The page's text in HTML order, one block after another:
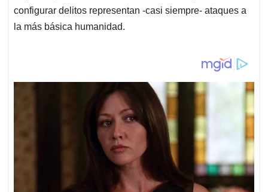
configurar delitos representan -casi siempre- ataques a
la más básica humanidad.